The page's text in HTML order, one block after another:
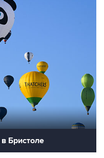
Бристоле